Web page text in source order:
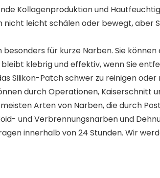
Kollagenproduktion und
leicht schälen oder bewegt, aber
für kurze Narben. Sie
klebrig und effektiv, wenn Sie
Silikon-Patch schwer zu reinigen
durch Operationen, Kaiserschnitt
Arten von Narben, die durch
und Verbrennungsnarben und
innerhalb von 24 Stunden. Wir